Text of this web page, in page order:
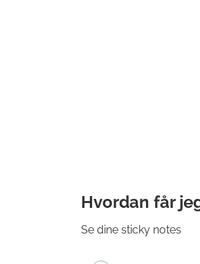
Hvordan får
Se dine sticky notes